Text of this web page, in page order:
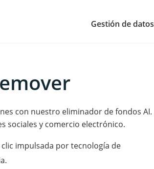
Gestión de datos
con nuestro eliminador de fondos AI.
sociales y comercio electrónico.
impulsada por tecnología de